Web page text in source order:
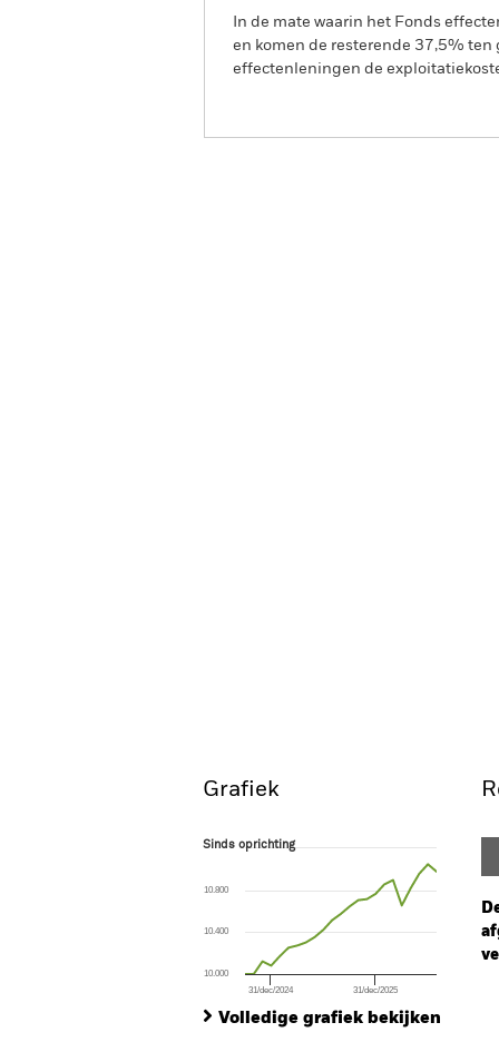
In de mate waarin het Fonds
en komen de resterende 37,5%
effectenleningen de
Grafiek
Sinds oprichting
The chart has 1 X axis displaying Time.
The chart has 1 Y axis displaying values.
Sinds oprichting
31/dec/2024 31/dec/2025
10.000
10.400
10.800
Volledige grafiek bekijken